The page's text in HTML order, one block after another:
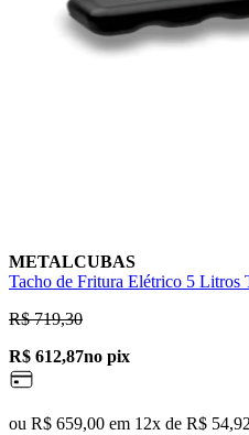
METALCUBAS
Tacho de Fritura Elétrico 5 Litros
R$ 719,30
R$ 612,87no pix
ou R$ 659,00 em 12x de R$